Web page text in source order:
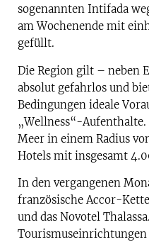
sogenannten Intifada
am Wochenende mit
gefüllt.
Die Region gilt – neben
absolut gefahrlos und
Bedingungen ideale
„Wellness“-
Meer in einem Radius
Hotels mit insgesamt
In den vergangenen
französische Accor-
und das Novotel